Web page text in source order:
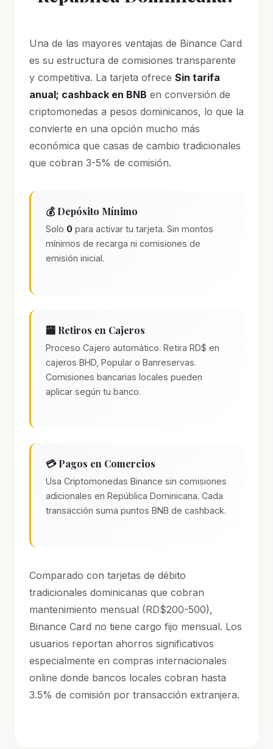
Una de las mayores ventajas de Binance Card
es su estructura de comisiones transparente
y competitiva. La tarjeta ofrece Sin tarifa
anual; cashback en BNB en conversión de
criptomonedas a pesos dominicanos, lo que la
convierte en una opción mucho más
económica que casas de cambio tradicionales
que cobran 3-5% de comisión.
💰 Depósito Mínimo
Solo 0 para activar tu tarjeta. Sin montos
mínimos de recarga ni comisiones de
emisión inicial.
🏧 Retiros en Cajeros
Proceso Cajero automático. Retira RD$ en
cajeros BHD, Popular o Banreservas.
Comisiones bancarias locales pueden
aplicar según tu banco.
💳 Pagos en Comercios
Usa Criptomonedas Binance sin comisiones
adicionales en República Dominicana. Cada
transacción suma puntos BNB de cashback.
Comparado con tarjetas de débito
tradicionales dominicanas que cobran
mantenimiento mensual (RD$200-500),
Binance Card no tiene cargo fijo mensual. Los
usuarios reportan ahorros significativos
especialmente en compras internacionales
online donde bancos locales cobran hasta
3.5% de comisión por transacción extranjera.